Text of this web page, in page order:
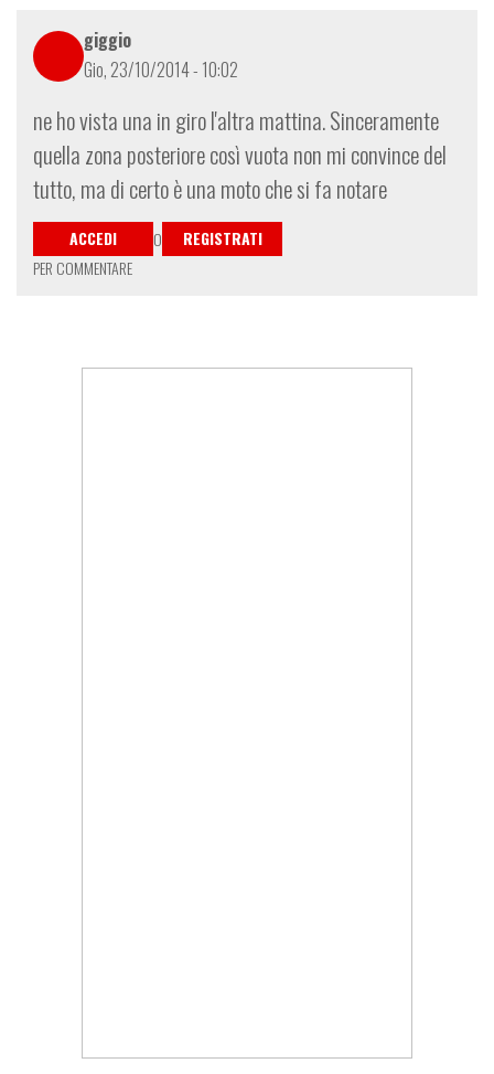
giggio
Gio, 23/10/2014 - 10:02
ne ho vista una in giro l'altra mattina. Sinceramente
quella zona posteriore così vuota non mi convince del
tutto, ma di certo è una moto che si fa notare
ACCEDI O
REGISTRATI
PER COMMENTARE